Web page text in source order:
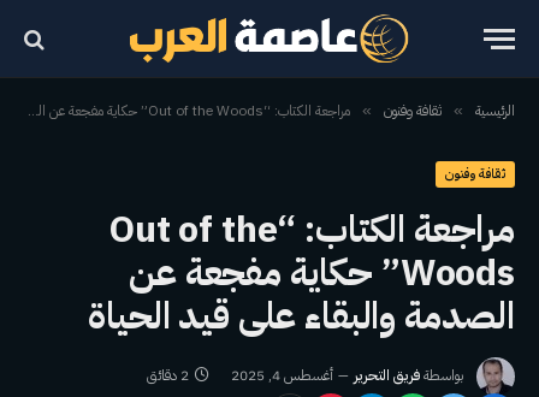
الرئيسية » ثقافة وفنون » مراجعة الكتاب: “Out of the Woods” حكاية مفجعة عن الصدمة والبقاء على قيد الحياة
ثقافة وفنون
مراجعة الكتاب: “Out of the
Woods” حكاية مفجعة عن
الصدمة والبقاء على قيد الحياة
بواسطةفريق التحرير أغسطس 4, 2025 2 دقائق